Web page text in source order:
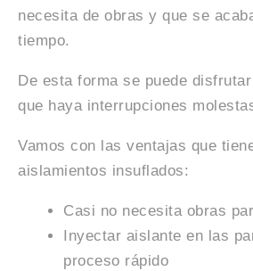
necesita de obras y que se
tiempo.
De esta forma se puede
que haya interrupciones
Vamos con las ventajas que
aislamientos insuflados:
Casi no necesita obras
Inyectar aislante en las
proceso rápido